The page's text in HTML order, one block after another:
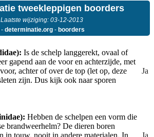
tweekleppigen boorders
Laatste wijziging: 03-12-2013
- determinatie.org - boorders
Is de schelp langgerekt, ovaal of
gapend aan de voor en achterzijde, met
achter of over de top (let op, deze
zijn. Dus kijk ook naar sporen
Ja
Hebben de schelpen een vorm die
brandweerhelm? De dieren boren
in touw, nooit in andere materialen. In
Ja